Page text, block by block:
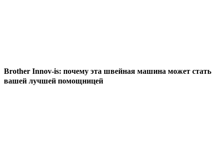
Brother Innov-is: почему эта швейная машина может стать
вашей лучшей помощницей